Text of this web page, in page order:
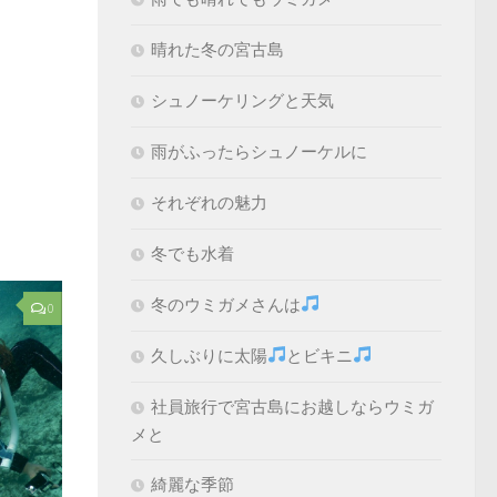
0
晴れた冬の宮古島
シュノーケリングと天気
雨がふったらシュノーケルに
それぞれの魅力
冬でも水着
冬のウミガメさんは
久しぶりに太陽 とビキニ
社員旅行で宮古島にお越しならウミガ
メと
綺麗な季節